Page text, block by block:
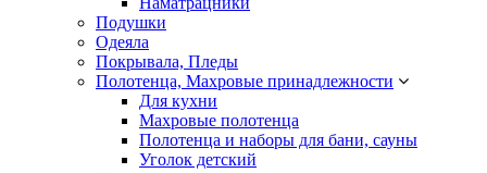
Подушки
Одеяла
Покрывала, Пледы
Полотенца, Махровые принадлежности
Для кухни
Махровые полотенца
Полотенца и наборы для бани, сауны
Уголок детский